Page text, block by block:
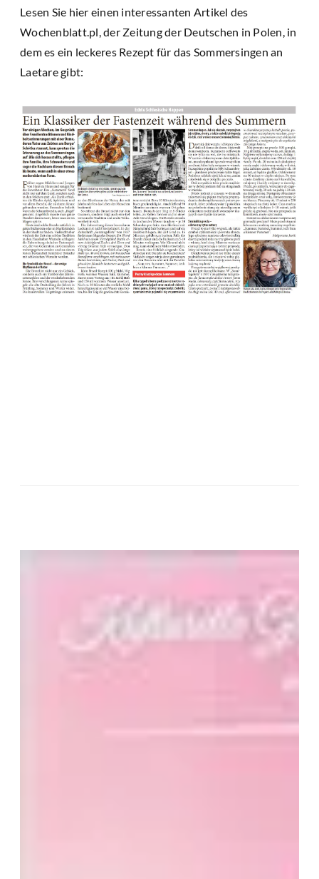
Lesen Sie hier einen interessanten Artikel des
Wochenblatt.pl, der Zeitung der Deutschen in Polen, in
dem es ein leckeres Rezept für das Sommersingen an
Laetare gibt: